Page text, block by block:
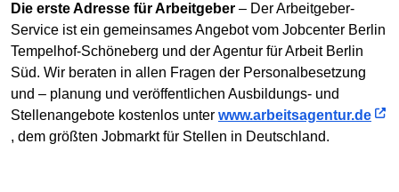
Die erste Adresse für Arbeitgeber – Der Arbeitgeber-
Service ist ein gemeinsames Angebot vom Jobcenter Berlin
Tempelhof-Schöneberg und der Agentur für Arbeit Berlin
Süd. Wir beraten in allen Fragen der Personalbesetzung
und – planung und veröffentlichen Ausbildungs- und
Stellenangebote kostenlos unter www.arbeitsagentur.de
, dem größten Jobmarkt für Stellen in Deutschland.